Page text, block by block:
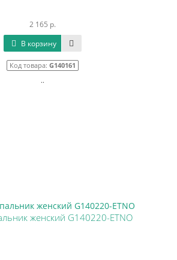
2 165 р.
В корзину
Код товара: G140161
..
женский G140220-ETNO